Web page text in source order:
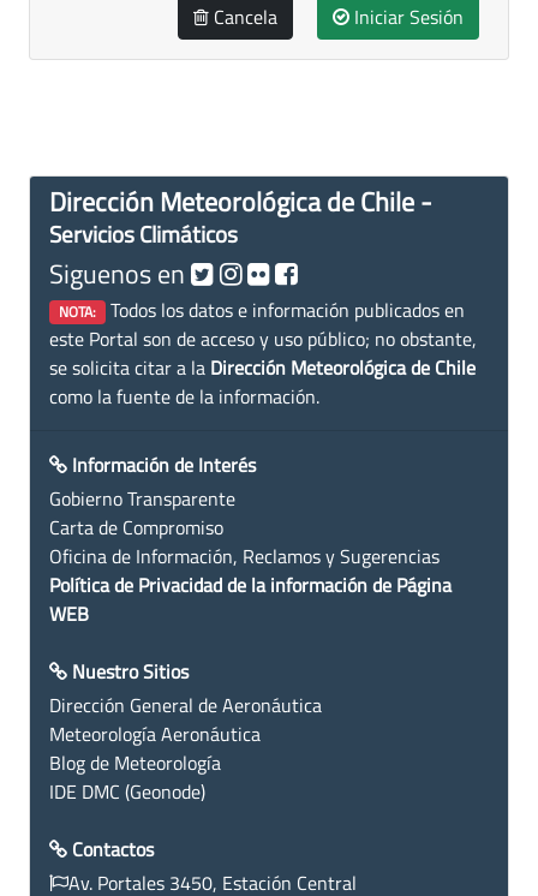
Cancela Iniciar Sesión
Dirección Meteorológica de Chile -
Servicios Climáticos
Siguenos en
NOTA: Todos los datos e información publicados en
este Portal son de acceso y uso público; no obstante,
se solicita citar a la Dirección Meteorológica de Chile
como la fuente de la información.
Información de Interés
Gobierno Transparente
Carta de Compromiso
Oficina de Información, Reclamos y Sugerencias
Política de Privacidad de la información de Página
WEB
Nuestro Sitios
Dirección General de Aeronáutica
Meteorología Aeronáutica
Blog de Meteorología
IDE DMC (Geonode)
Contactos
Av. Portales 3450, Estación Central